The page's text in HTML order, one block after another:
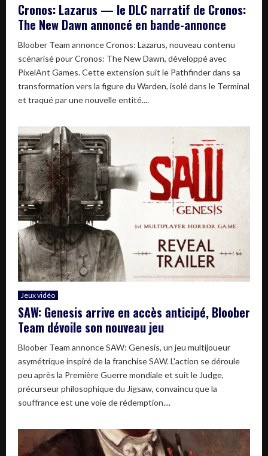
Cronos: Lazarus — le DLC narratif de Cronos:
The New Dawn annoncé en bande-annonce
Bloober Team annonce Cronos: Lazarus, nouveau contenu
scénarisé pour Cronos: The New Dawn, développé avec
PixelAnt Games. Cette extension suit le Pathfinder dans sa
transformation vers la figure du Warden, isolé dans le Terminal
et traqué par une nouvelle entité....
Jeux vidéo
SAW: Genesis arrive en accès anticipé, Bloober
Team dévoile son nouveau jeu
Bloober Team annonce SAW: Genesis, un jeu multijoueur
asymétrique inspiré de la franchise SAW. L'action se déroule
peu après la Première Guerre mondiale et suit le Judge,
précurseur philosophique du Jigsaw, convaincu que la
souffrance est une voie de rédemption....